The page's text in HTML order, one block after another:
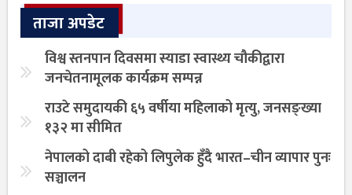
ताजा अपडेट
विश्व स्तनपान दिवसमा स्याडा स्वास्थ्य चौकीद्वारा
जनचेतनामूलक कार्यक्रम सम्पन्न
राउटे समुदायकी ६५ वर्षीया महिलाको मृत्यु, जनसङ्ख्या
१३२ मा सीमित
नेपालको दाबी रहेको लिपुलेक हुँदै भारत–चीन व्यापार पुनः
सञ्चालन